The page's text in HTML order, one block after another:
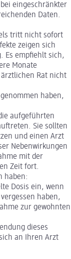
eingeschränkter
Daten.
tritt nicht sofort
zeigen sich
Es empfiehlt sich,
Monate
Rat nicht
haben,
aufgeführten
Sie sollten
und einen Arzt
Nebenwirkungen
mit der
Zeit fort.
haben:
Dosis ein, wenn
haben,
zur gewohnten
dieses
an Ihren Arzt